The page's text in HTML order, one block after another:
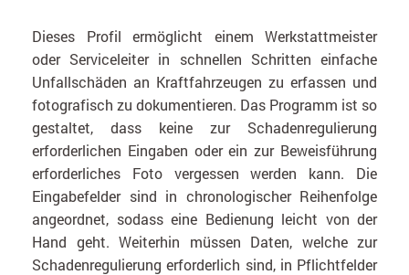
Dieses Profil ermöglicht einem Werkstattmeister
oder Serviceleiter in schnellen Schritten einfache
Unfallschäden an Kraftfahrzeugen zu erfassen und
fotografisch zu dokumentieren. Das Programm ist so
gestaltet, dass keine zur Schadenregulierung
erforderlichen Eingaben oder ein zur Beweisführung
erforderliches Foto vergessen werden kann. Die
Eingabefelder sind in chronologischer Reihenfolge
angeordnet, sodass eine Bedienung leicht von der
Hand geht. Weiterhin müssen Daten, welche zur
Schadenregulierung erforderlich sind, in Pflichtfelder